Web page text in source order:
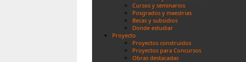
Cursos y seminarios
Posgrados y maestrias
Becas y subsidios
Donde estudiar
Proyecto
Proyectos construidos
Proyectos para Concursos
Obras destacadas